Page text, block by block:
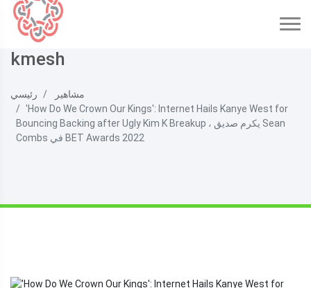
kmesh
رئيسي
مشاهير
'How Do We Crown Our Kings': Internet Hails Kanye West for
Bouncing Backing after Ugly Kim K Breakup ، يكرم صديق Sean
Combs في BET Awards 2022